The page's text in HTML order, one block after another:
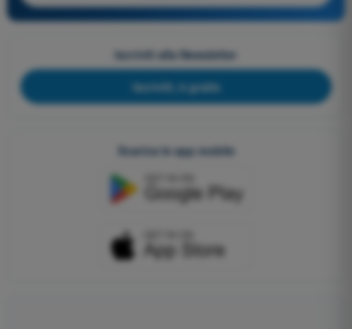
Iscriviti alla Newsletter
Iscriviti, è gratis
Scarica le app mobile